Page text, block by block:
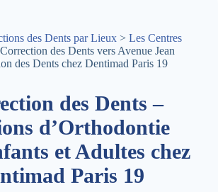
des Dents par Lieux > Les Centres
des Dents vers Avenue Jean
des Dents chez Dentimad Paris 19
des Dents –
d’Orthodontie
et Adultes chez
Paris 19